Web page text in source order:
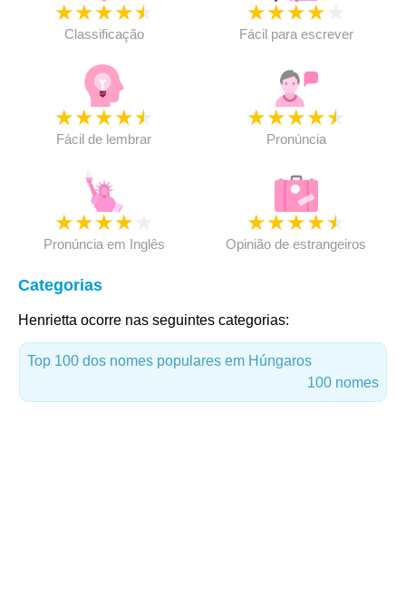
★★★★★
Classificação
★★★★
Fácil para escrever
★★★★★
Fácil de lembrar
★★★★★
Pronúncia
★★★★
Pronúncia em Inglês
★★★★★
Opinião de estrangeiros
Categorias
Henrietta ocorre nas seguintes categorias:
Top 100 dos nomes populares em Húngaros
100 nomes